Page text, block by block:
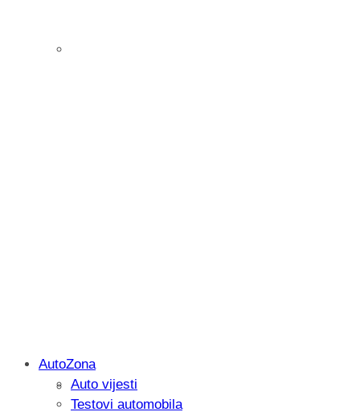
Savjetujemo: Što učiniti kada vaš
AutoZona
Auto vijesti
Testovi automobila